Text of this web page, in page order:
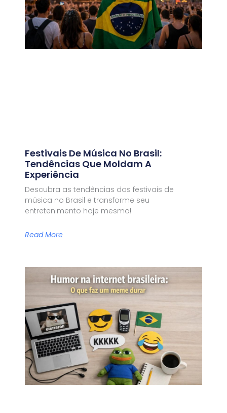
Festivais De Música No Brasil:
Tendências Que Moldam A
Experiência
Descubra as tendências dos festivais de
música no Brasil e transforme seu
entretenimento hoje mesmo!
Read More